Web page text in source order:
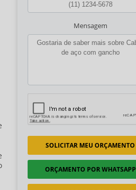
Mensagem
SOLICITAR MEU ORÇAMENTO
ORÇAMENTO POR WHATSAPP